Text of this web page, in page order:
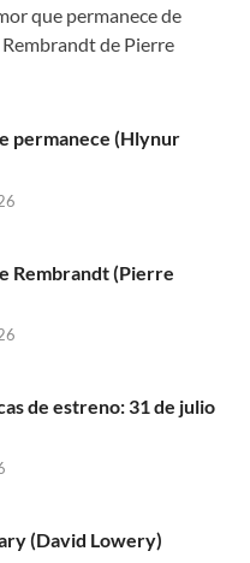
que permanece de
de Pierre
permanece (Hlynur
Rembrandt (Pierre
de estreno: 31 de julio
(David Lowery)